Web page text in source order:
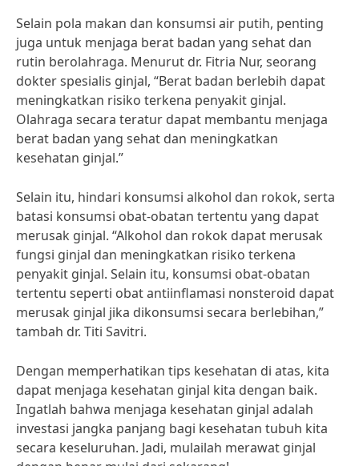
Selain pola makan dan konsumsi air putih, penting
juga untuk menjaga berat badan yang sehat dan
rutin berolahraga. Menurut dr. Fitria Nur, seorang
dokter spesialis ginjal, “Berat badan berlebih dapat
meningkatkan risiko terkena penyakit ginjal.
Olahraga secara teratur dapat membantu menjaga
berat badan yang sehat dan meningkatkan
kesehatan ginjal.”
Selain itu, hindari konsumsi alkohol dan rokok, serta
batasi konsumsi obat-obatan tertentu yang dapat
merusak ginjal. “Alkohol dan rokok dapat merusak
fungsi ginjal dan meningkatkan risiko terkena
penyakit ginjal. Selain itu, konsumsi obat-obatan
tertentu seperti obat antiinflamasi nonsteroid dapat
merusak ginjal jika dikonsumsi secara berlebihan,”
tambah dr. Titi Savitri.
Dengan memperhatikan tips kesehatan di atas, kita
dapat menjaga kesehatan ginjal kita dengan baik.
Ingatlah bahwa menjaga kesehatan ginjal adalah
investasi jangka panjang bagi kesehatan tubuh kita
secara keseluruhan. Jadi, mulailah merawat ginjal